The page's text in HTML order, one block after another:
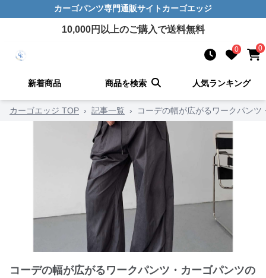
カーゴパンツ専門通販サイト カーゴエッジ
10,000円以上のご購入で送料無料
0 0
新着商品 商品を検索 人気ランキング
カーゴエッジ TOP › 記事一覧 › コーデの幅が広がるワークパン
コーデの幅が広がるワークパンツ・カーゴパンツの